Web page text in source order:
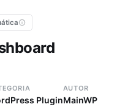
Plugin
AUTOR
MainWP